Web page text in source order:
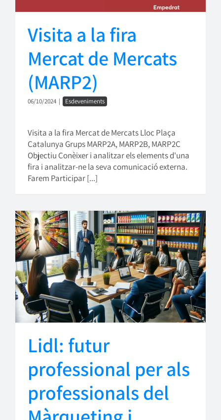
Visita a la fira
Mercat de Mercats
(MARP2)
06/10/2024 | Esdeveniments
Visita a la fira Mercat de Mercats Lloc Plaça
Catalunya Grups MARP2A, MARP2B, MARP2C
Objectiu Conèixer i analitzar els elements d'una
fira i analitzar-ne la seva comunicació externa.
Farem Participar [...]
Lidl: futur
professional per als
professionals del